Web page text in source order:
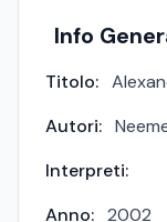
Info
Titolo:
Autori:
Interpreti:
Anno: 2002